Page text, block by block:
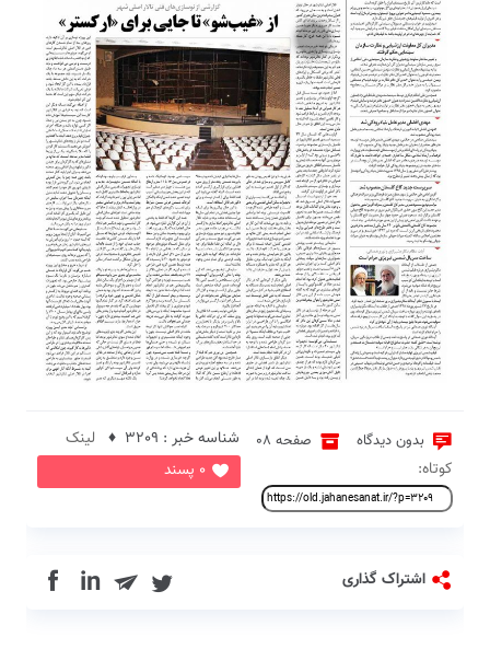
2
بدون دیدگاه صفحه 08
0 پسند
شناسه خبر : 3209 ♦
لینک
کوتاه:
اشتراک گذاری in